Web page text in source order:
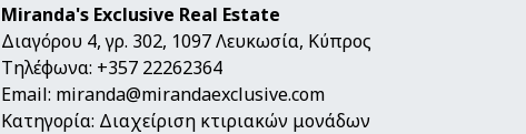
Miranda's Exclusive Real Estate
Διαγόρου 4, γρ. 302, 1097 Λευκωσία, Κύπρος
Τηλέφωνα: +357 22262364
Email: miranda@mirandaexclusive.com
Κατηγορία: Διαχείριση κτιριακών μονάδων